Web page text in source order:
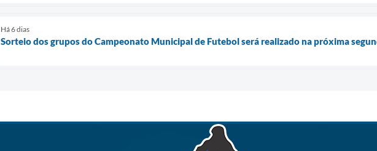
Há 6 dias
Sorteio dos grupos do Campeonato Municipal de Futebol será realizado na próxima